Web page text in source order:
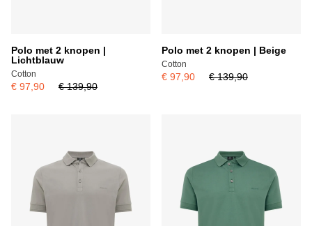
Polo met 2 knopen |
Lichtblauw
Cotton
€ 97,90 € 139,90
Polo met 2 knopen | Beige
Cotton
€ 97,90 € 139,90